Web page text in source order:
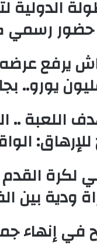
رسمي
يرفع
اللعبة ..
الواقعة
لكرة
ودية بين
في إنهاء